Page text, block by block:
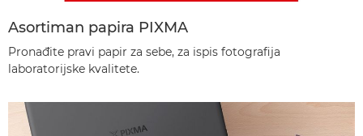
Asortiman papira PIXMA
Pronađite pravi papir za sebe, za ispis fotografija
laboratorijske kvalitete.